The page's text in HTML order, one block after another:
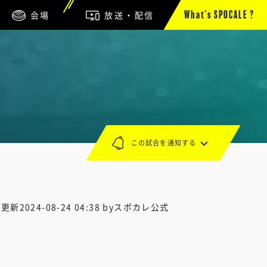
会場 放送・配信 What’s SPOCALE ?
新2024-08-24 04:38 byスポカレ公式
この試合を通知する